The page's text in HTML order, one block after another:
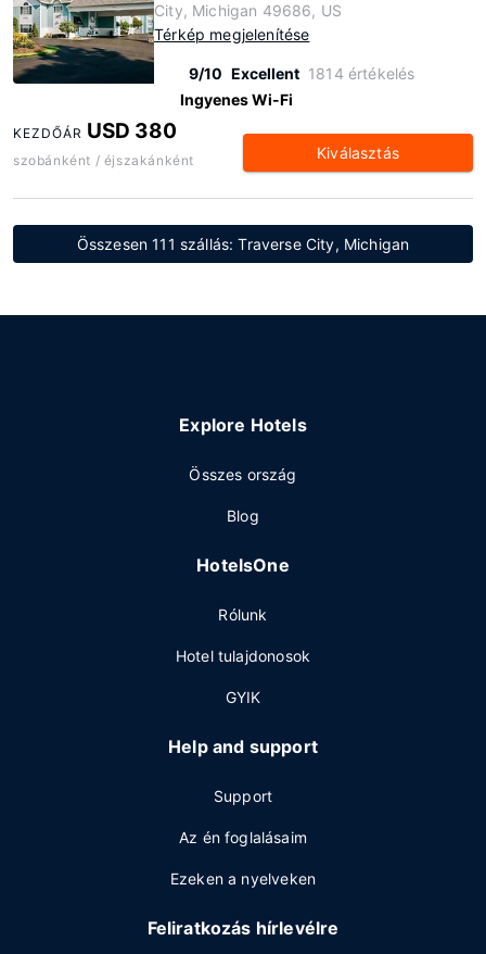
City, Michigan 49686, US
Térkép megjelenítése
9/10 Excellent 1814 értékelés
Ingyenes Wi-Fi
KEZDŐÁR USD 380
szobánként / éjszakánként Kiválasztás
Összesen 111 szállás: Traverse City, Michigan
Explore Hotels
Összes ország
Blog
HotelsOne
Rólunk
Hotel tulajdonosok
GYIK
Help and support
Support
Az én foglalásaim
Ezeken a nyelveken
Feliratkozás hírlevélre